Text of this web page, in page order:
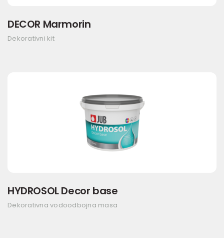
DECOR Marmorin
Dekorativni kit
HYDROSOL Decor base
Dekorativna vodoodbojna masa